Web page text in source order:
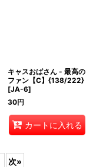
キャスおばさん - 最高の
ファン【C】{138/222}
[JA-6]
30円
カートに入れる
次»